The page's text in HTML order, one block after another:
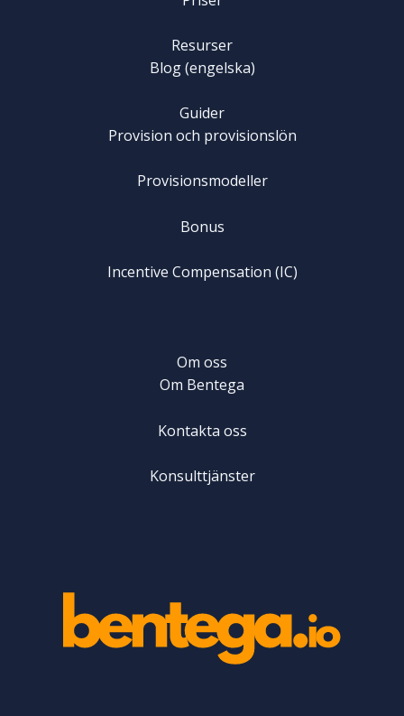
Resurser
Blog (engelska)
Guider
Provision och provisionslön
Provisionsmodeller
Bonus
Incentive Compensation (IC)
Om oss
Om Bentega
Kontakta oss
Konsulttjänster